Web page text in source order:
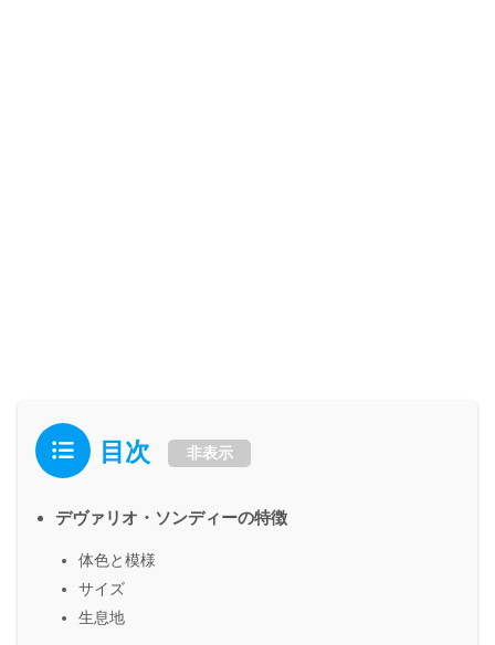
目次 非表示
デヴァリオ・ソンディーの特徴
体色と模様
サイズ
生息地